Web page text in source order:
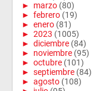
► marzo (80)
► febrero (19)
► enero (81)
► 2023 (1005)
► diciembre (84)
► noviembre (95)
► octubre (101)
► septiembre (84)
► agosto (108)